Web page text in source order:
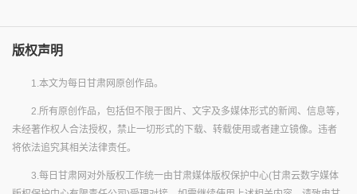
版权声明
1.本文为每日甘肃网原创作品。
2.所有原创作品，包括但不限于图片、文字及多媒体形式的新闻、信息等，
未经著作权人合法授权，禁止一切形式的下载、转载使用或者建立镜像。违者
将依法追究其相关法律责任。
3.每日甘肃网对外版权工作统一由甘肃媒体版权保护中心(甘肃云数字媒体